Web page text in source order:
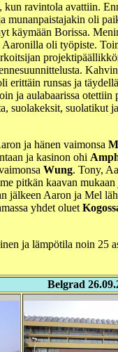
ravintola avattiin.
munanpaistajakin oli
käymään Borissa.
oli työpiste.
erittäin runsas ja
ja aulabaarissa
suolakeksit, suolatikut
ja hänen vaimonsa
ja kasinon ohi
Wung. Tony,
pitkän kaavan
jälkeen Aaron ja Mel
yhdet oluet
ja lämpötila noin 25
Belgrad